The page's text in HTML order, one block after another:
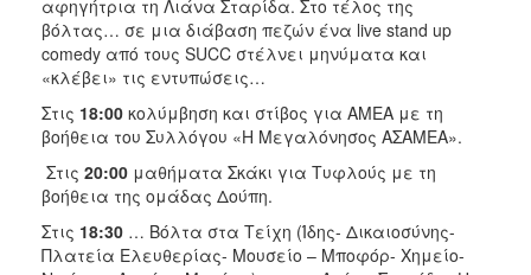
αφηγήτρια τη Λιάνα Σταρίδα. Στο τέλος της
βόλτας… σε μια διάβαση πεζών ένα live stand up
comedy από τους SUCC στέλνει μηνύματα και
«κλέβει» τις εντυπώσεις…
Στις 18:00 κολύμβηση και στίβος για ΑΜΕΑ με τη
βοήθεια του Συλλόγου «Η Μεγαλόνησος ΑΣΑΜΕΑ».
Στις 20:00 μαθήματα Σκάκι για Τυφλούς με τη
βοήθεια της ομάδας Δούπη.
Στις 18:30 … Βόλτα στα Τείχη (Ίδης- Δικαιοσύνης-
Πλατεία Ελευθερίας- Μουσείο – Μποφόρ- Χημείο-